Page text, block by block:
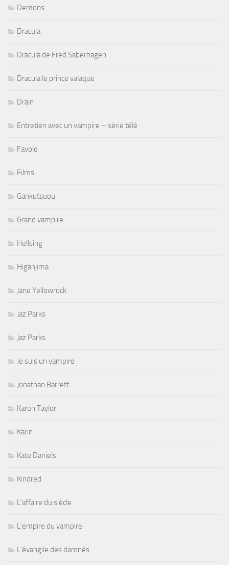
Demons
Dracula
Dracula de Fred Saberhagen
Dracula le prince valaque
Drain
Entretien avec un vampire – série télé
Favole
Films
Gankutsuou
Grand vampire
Hellsing
Higanjima
Jane Yellowrock
Jaz Parks
Jaz Parks
Je suis un vampire
Jonathan Barrett
Karen Taylor
Karin
Kate Daniels
Kindred
L'affaire du siècle
L'empire du vampire
L'évangile des damnés